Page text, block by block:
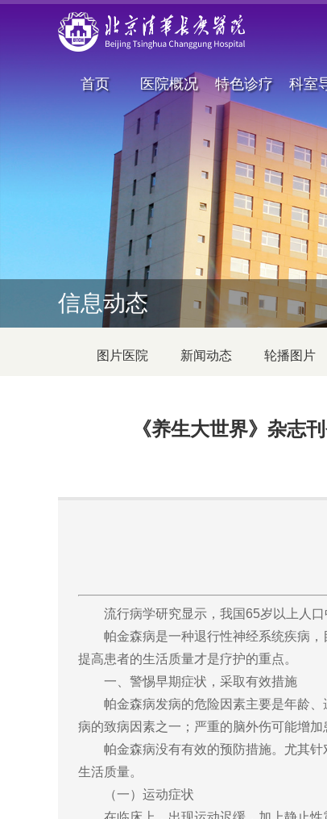
首页 医院概况 特色诊疗 科室
信息动态
图片医院 新闻动态 轮播图片
《养生大世界》杂志
流行病学研究显示，我国65岁以上人口
帕金森病是一种退行性神经系统疾病，
提高患者的生活质量才是疗护的重点。
一、警惕早期症状，采取有效措施
帕金森病发病的危险因素主要是年龄、
病的致病因素之一；严重的脑外伤可能增加
帕金森病没有有效的预防措施。尤其针
生活质量。
（一）运动症状